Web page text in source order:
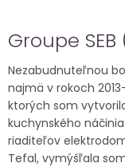
Groupe
Nezabudnuteľnou
najmä v rokoch
ktorých som
kuchynského
riaditeľov
Tefal, vymýšľala